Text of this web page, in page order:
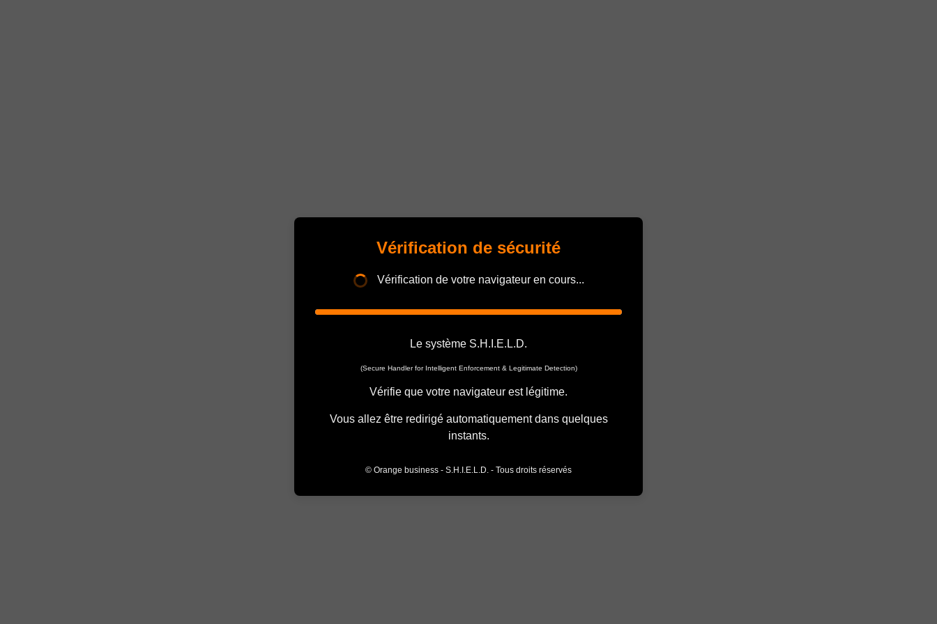
Vérification de sécurité
Vérification de votre navigateur en cours...
Le système S.H.I.E.L.D.
(Secure Handler for Intelligent Enforcement & Legitimate Detection)
Vérifie que votre navigateur est légitime.
Vous allez être redirigé automatiquement dans quelques
instants.
© Orange business - S.H.I.E.L.D. - Tous droits réservés